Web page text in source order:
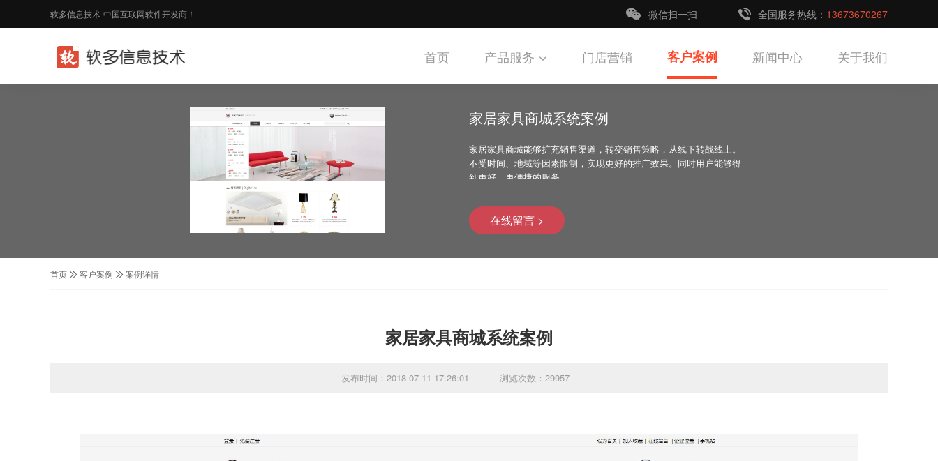
软多信息技术-中国互联网软件开发商！ 微信扫一扫 全国服务热线： 13673670267
首页 产品服务 门店营销 客户案例 新闻中心 关于我们
家居家具商城系统案例
家居家具商城能够扩充销售渠道，转变销售策略，从线下转战线上。
不受时间、地域等因素限制，实现更好的推广效果。同时用户能够得
到更好、更便捷的服务。
在线留言 >
首页 客户案例 案例详情
家居家具商城系统案例
发布时间：2018-07-11 17:26:01 浏览次数：29957